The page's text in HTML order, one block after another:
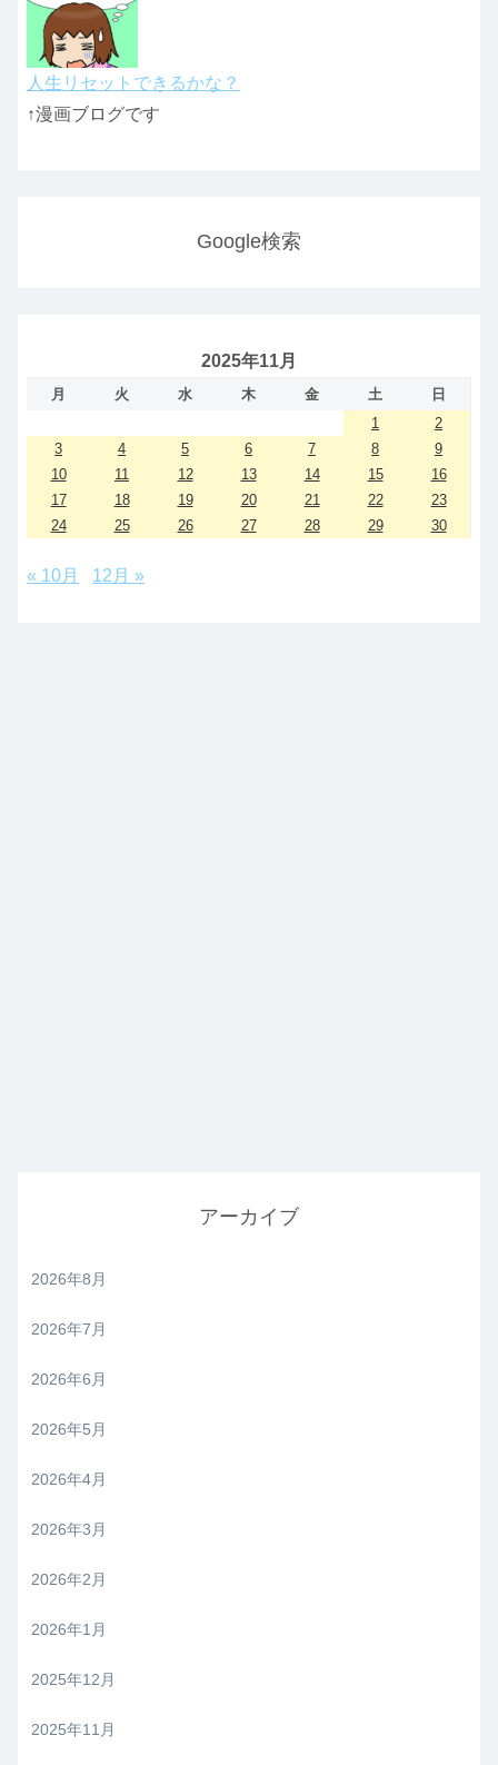
人生リセットできるかな？
↑漫画ブログです
Google検索
2025年11月
月 火 水 木 金 土
日
1
2
3
4 5 6 7 8
9
10
11 12 13 14 15
16
17
18 19 20 21 22
23
24
25 26 27 28 29 30
« 10月 12月 »
アーカイブ
2026年8月
2026年7月
2026年6月
2026年5月
2026年4月
2026年3月
2026年2月
2026年1月
2025年12月
2025年11月